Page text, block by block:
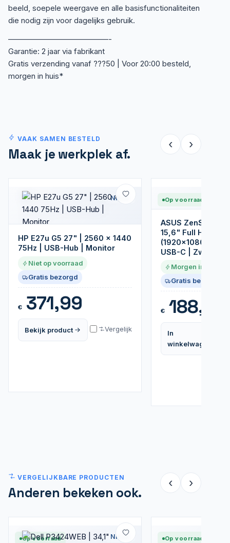
beeld, soepele weergave en alle basisfunctionaliteiten
die nodig zijn voor dagelijks gebruik.
—————————————-
Garantie: 2 jaar via fabrikant
Gratis verzending vanaf ???50 | Voor 20:00 besteld,
morgen in huis*
VAAK SAMEN BESTELD
Maak je werkplek af.
‹ ›
Nieuw
HP E27u G5 27" | 2560 x 1440
75Hz | USB-Hub | Monitor
Niet op voorraad
Gratis bezorgd
€371,99
Bekijk product Vergelijk
Op voorraad
ASUS ZenScreen
15,6" Full HD IPS
(1920x1080) |
USB-C | Zwart
Morgen in huis
Gratis bezorgd
€188,99
In
winkelwagen
VERGELIJKBARE PRODUCTEN
Anderen bekeken ook.
‹ ›
Op voorraad Nieuw Op voorraad